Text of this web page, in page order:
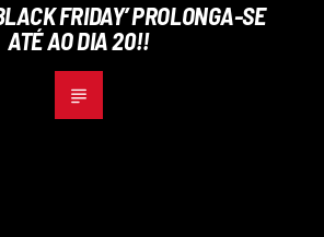
FRIDAY’ PROLONGA-SE
ATÉ AO DIA 20!!